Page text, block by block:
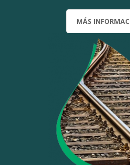
MÁS